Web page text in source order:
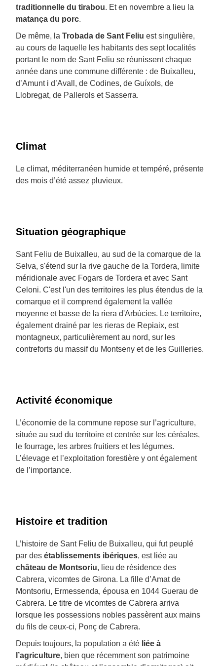
traditionnelle du tirabou. Et en novembre a lieu la
matança du porc.
De même, la Trobada de Sant Feliu est singulière,
au cours de laquelle les habitants des sept localités
portant le nom de Sant Feliu se réunissent chaque
année dans une commune différente : de Buixalleu,
d’Amunt i d’Avall, de Codines, de Guíxols, de
Llobregat, de Pallerols et Sasserra.
Climat
Le climat, méditerranéen humide et tempéré, présente
des mois d’été assez pluvieux.
Situation géographique
Sant Feliu de Buixalleu, au sud de la comarque de la
Selva, s'étend sur la rive gauche de la Tordera, limite
méridionale avec Fogars de Tordera et avec Sant
Celoni. C'est l'un des territoires les plus étendus de la
comarque et il comprend également la vallée
moyenne et basse de la riera d'Arbúcies. Le territoire,
également drainé par les rieras de Repiaix, est
montagneux, particulièrement au nord, sur les
contreforts du massif du Montseny et de les Guilleries.
Activité économique
L’économie de la commune repose sur l’agriculture,
située au sud du territoire et centrée sur les céréales,
le fourrage, les arbres fruitiers et les légumes.
L’élevage et l’exploitation forestière y ont également
de l’importance.
Histoire et tradition
L’histoire de Sant Feliu de Buixalleu, qui fut peuplé
par des établissements ibériques, est liée au
château de Montsoriu, lieu de résidence des
Cabrera, vicomtes de Girona. La fille d’Amat de
Montsoriu, Ermessenda, épousa en 1044 Guerau de
Cabrera. Le titre de vicomtes de Cabrera arriva
lorsque les possessions nobles passèrent aux mains
du fils de ceux-ci, Ponç de Cabrera.
Depuis toujours, la population a été liée à
l’agriculture, bien que récemment son patrimoine